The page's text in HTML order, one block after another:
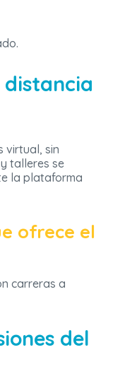
distancia
virtual, sin
talleres se
la plataforma
ofrece el
carreras a
del